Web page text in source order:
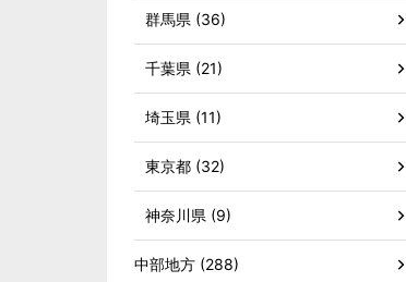
群馬県 (36)
千葉県 (21)
埼玉県 (11)
東京都 (32)
神奈川県 (9)
中部地方 (288)